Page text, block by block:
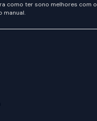
como ter sono melhores com o
manual.